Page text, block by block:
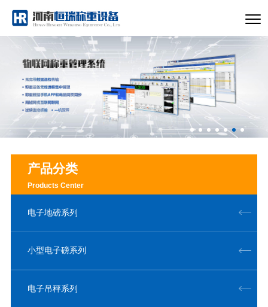
产品分类
Products Center
电子地磅系列
小型电子磅系列
电子吊秤系列